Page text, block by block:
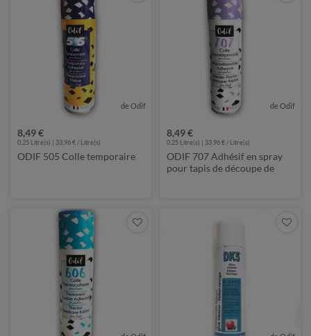
de Odif
8,49 €
0,25 Litre(s) | 33,96 € / Litre(s)
ODIF 505 Colle temporaire
de Odif
8,49 €
0,25 Litre(s) | 33,96 € / Litre(s)
ODIF 707 Adhésif en spray
pour tapis de découpe de